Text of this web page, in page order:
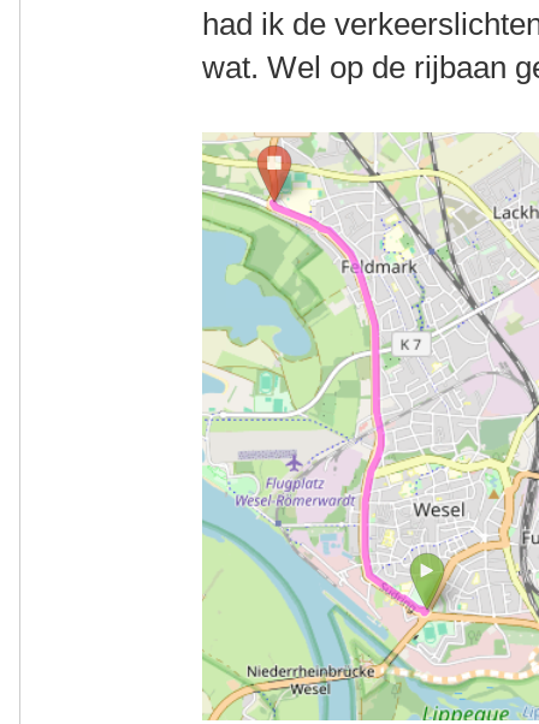
had ik de
wat. Wel op de rijbaan